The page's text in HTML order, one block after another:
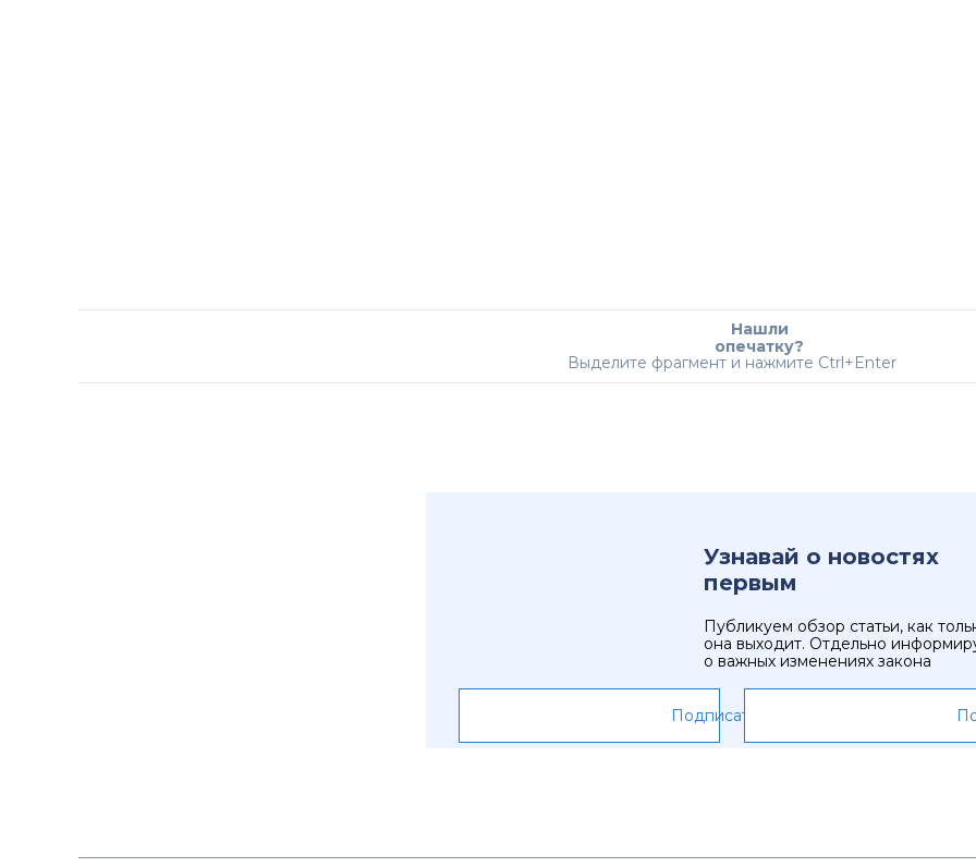
Нашли
опечатку?
Выделите фрагмент и нажмите Ctrl+Enter
Узнавай о новостях
первым
Публикуем обзор статьи, как
она выходит. Отдельно
о важных изменениях закона
Подписаться